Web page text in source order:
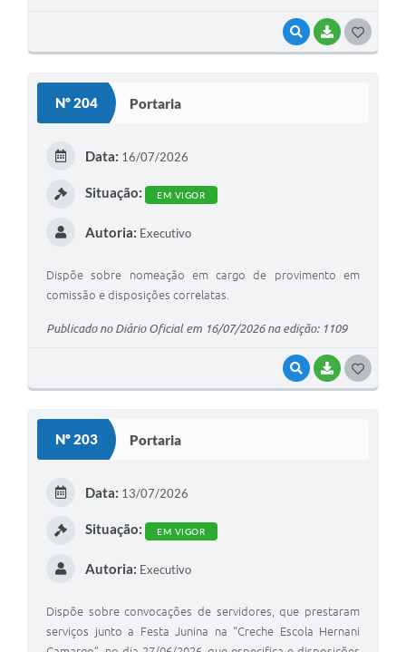
VISUALIZAR
BAIXAR
Nº 204 Portaria
VISUALIZAR
BAIXAR
Data: 16/07/2026
Situação: EM VIGOR
Autoria: Executivo
Dispõe sobre nomeação em cargo de provimento em
comissão e disposições correlatas.
Publicado no Diário Oficial em 16/07/2026 na edição: 1109
Nº 203 Portaria
Data: 13/07/2026
Situação: EM VIGOR
Autoria: Executivo
Dispõe sobre convocações de servidores, que prestaram
serviços junto a Festa Junina na “Creche Escola Hernani